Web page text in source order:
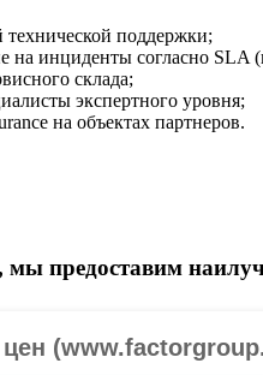
поддержки;
на инциденты согласно SLA
склада;
экспертного уровня;
на объектах партнеров.
предоставим